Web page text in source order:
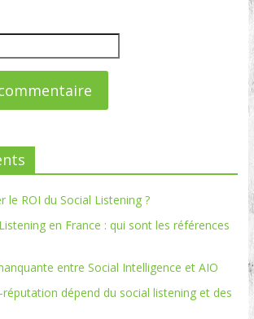
le ROI du Social Listening ?
en France : qui sont les références
entre Social Intelligence et AIO
dépend du social listening et des